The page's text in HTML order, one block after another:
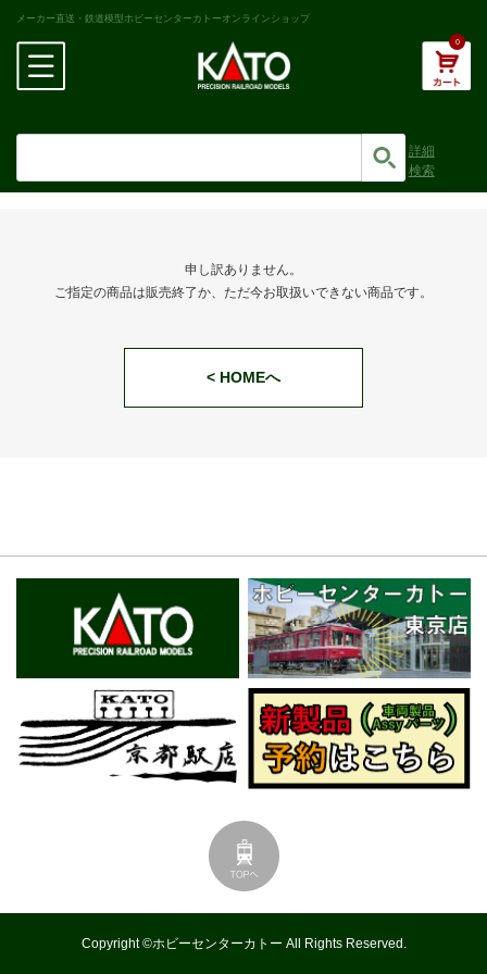
メーカー直送・鉄道模型ホビーセンターカトーオンラインショップ
0
詳細
検索
申し訳ありません。
ご指定の商品は販売終了か、ただ今お取扱いできない商品です。
< HOMEへ
Copyright ©ホビーセンターカトー All Rights Reserved.